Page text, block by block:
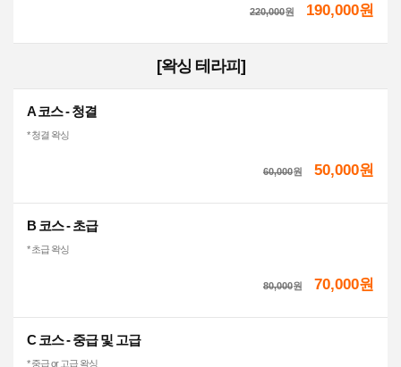
220,000원 190,000원
[왁싱 테라피]
A 코스 - 청결
* 청결 왁싱
60,000원 50,000원
B 코스 - 초급
* 초급 왁싱
80,000원 70,000원
C 코스 - 중급 및 고급
* 중급 or 고급 왁싱